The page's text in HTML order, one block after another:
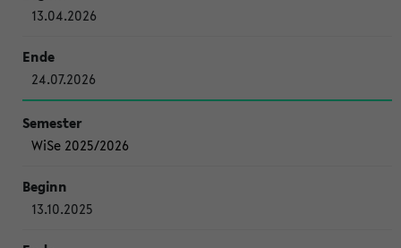
13.04.2026
24.07.2026
WiSe 2025/2026
13.10.2025